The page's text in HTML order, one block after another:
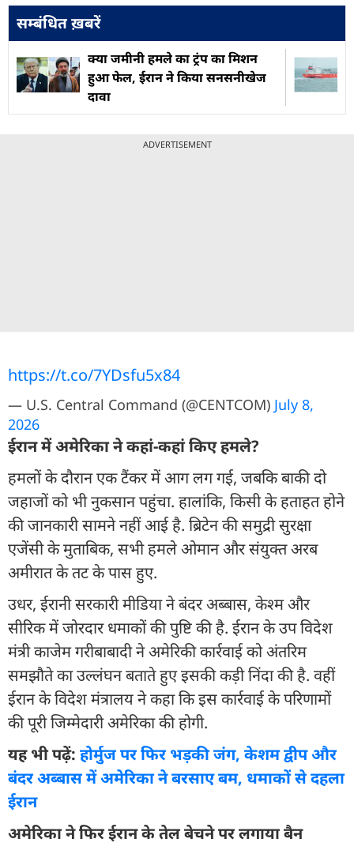
सम्बंधित ख़बरें
क्या जमीनी हमले का ट्रंप का मिशन
हुआ फेल, ईरान ने किया सनसनीखेज
दावा
ADVERTISEMENT
https://t.co/7YDsfu5x84
— U.S. Central Command (@CENTCOM) July 8,
2026
ईरान में अमेरिका ने कहां-कहां किए हमले?
हमलों के दौरान एक टैंकर में आग लग गई, जबकि बाकी दो
जहाजों को भी नुकसान पहुंचा. हालांकि, किसी के हताहत होने
की जानकारी सामने नहीं आई है. ब्रिटेन की समुद्री सुरक्षा
एजेंसी के मुताबिक, सभी हमले ओमान और संयुक्त अरब
अमीरात के तट के पास हुए.
उधर, ईरानी सरकारी मीडिया ने बंदर अब्बास, केश्म और
सीरिक में जोरदार धमाकों की पुष्टि की है. ईरान के उप विदेश
मंत्री काजेम गरीबाबादी ने अमेरिकी कार्रवाई को अंतरिम
समझौते का उल्लंघन बताते हुए इसकी कड़ी निंदा की है. वहीं
ईरान के विदेश मंत्रालय ने कहा कि इस कार्रवाई के परिणामों
की पूरी जिम्मेदारी अमेरिका की होगी.
यह भी पढ़ें: होर्मुज पर फिर भड़की जंग, केशम द्वीप और
बंदर अब्बास में अमेरिका ने बरसाए बम, धमाकों से दहला
ईरान
अमेरिका ने फिर ईरान के तेल बेचने पर लगाया बैन